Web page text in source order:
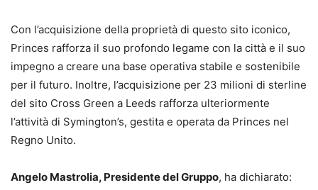
Con l’acquisizione della proprietà di questo sito iconico,
Princes rafforza il suo profondo legame con la città e il suo
impegno a creare una base operativa stabile e sostenibile
per il futuro. Inoltre, l’acquisizione per 23 milioni di sterline
del sito Cross Green a Leeds rafforza ulteriormente
l’attività di Symington’s, gestita e operata da Princes nel
Regno Unito.
Angelo Mastrolia, Presidente del Gruppo, ha dichiarato: